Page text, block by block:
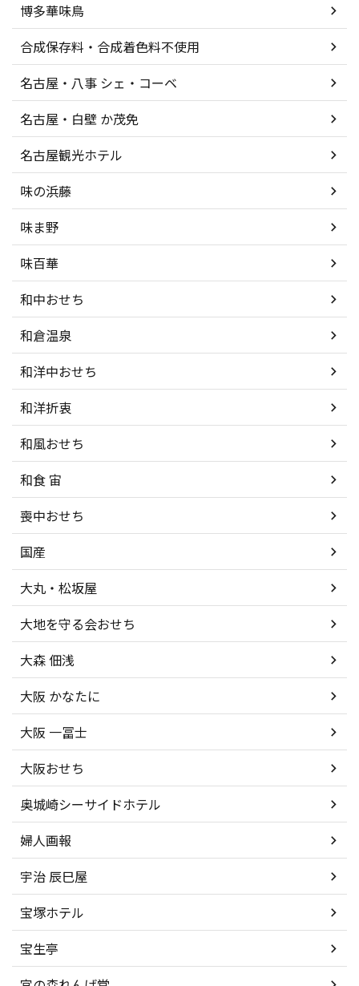
博多華味鳥
合成保存料・合成着色料不使用
名古屋・八事 シェ・コーベ
名古屋・白壁 か茂免
名古屋観光ホテル
味の浜藤
味ま野
味百華
和中おせち
和倉温泉
和洋中おせち
和洋折衷
和風おせち
和食 宙
喪中おせち
国産
大丸・松坂屋
大地を守る会おせち
大森 佃浅
大阪 かなたに
大阪 一冨士
大阪おせち
奥城崎シーサイドホテル
婦人画報
宇治 辰巳屋
宝塚ホテル
宝生亭